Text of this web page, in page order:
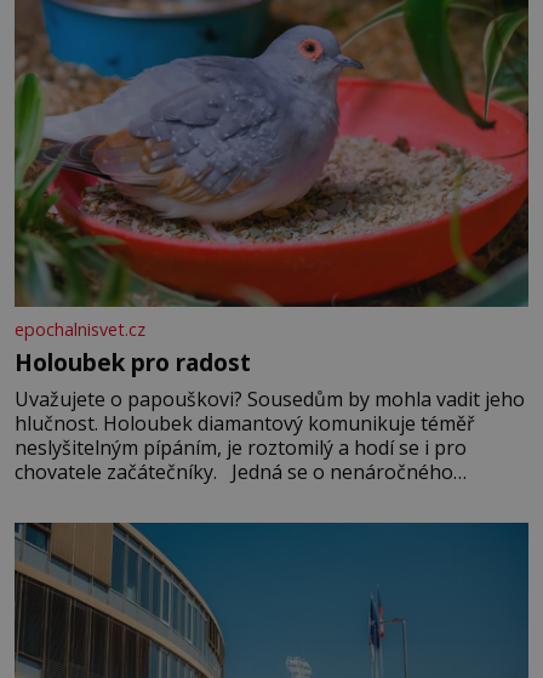
epochalnisvet.cz
Holoubek pro radost
Uvažujete o papouškovi? Sousedům by mohla vadit jeho
hlučnost. Holoubek diamantový komunikuje téměř
neslyšitelným pípáním, je roztomilý a hodí se i pro
chovatele začátečníky. Jedná se o nenáročného
času tráví na zemi, kde sbírá zbytky semínek Jeho
domovinou je prakticky celá Austrálie s výjimkou
pobřežní oblasti.